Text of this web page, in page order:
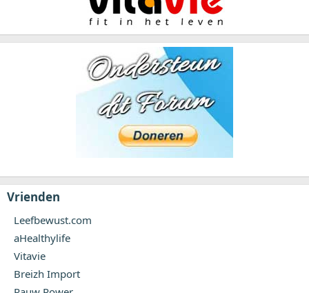
Vrienden
Leefbewust.com
aHealthylife
Vitavie
Breizh Import